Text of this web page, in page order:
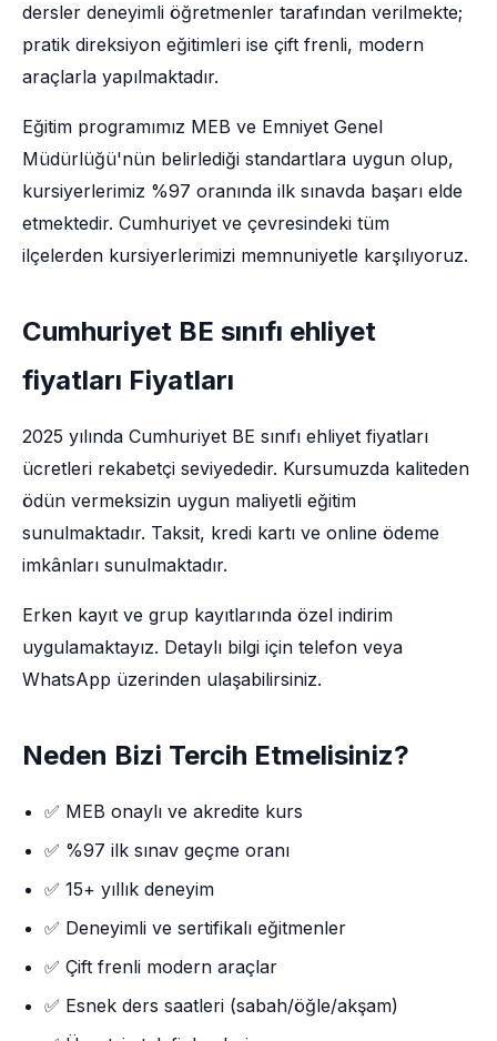
dersler deneyimli öğretmenler tarafından verilmekte;
pratik direksiyon eğitimleri ise çift frenli, modern
araçlarla yapılmaktadır.
Eğitim programımız MEB ve Emniyet Genel
Müdürlüğü'nün belirlediği standartlara uygun olup,
kursiyerlerimiz %97 oranında ilk sınavda başarı elde
etmektedir. Cumhuriyet ve çevresindeki tüm
ilçelerden kursiyerlerimizi memnuniyetle karşılıyoruz.
Cumhuriyet BE sınıfı ehliyet
fiyatları Fiyatları
2025 yılında Cumhuriyet BE sınıfı ehliyet fiyatları
ücretleri rekabetçi seviyededir. Kursumuzda kaliteden
ödün vermeksizin uygun maliyetli eğitim
sunulmaktadır. Taksit, kredi kartı ve online ödeme
imkânları sunulmaktadır.
Erken kayıt ve grup kayıtlarında özel indirim
uygulamaktayız. Detaylı bilgi için telefon veya
WhatsApp üzerinden ulaşabilirsiniz.
Neden Bizi Tercih Etmelisiniz?
✅ MEB onaylı ve akredite kurs
✅ %97 ilk sınav geçme oranı
✅ 15+ yıllık deneyim
✅ Deneyimli ve sertifikalı eğitmenler
✅ Çift frenli modern araçlar
✅ Esnek ders saatleri (sabah/öğle/akşam)